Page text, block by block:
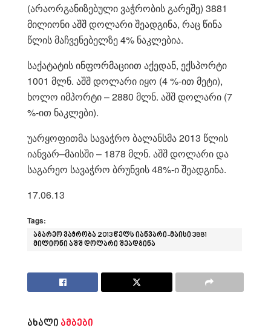
(არაორგანიზებული ვაჭრობის გარეშე) 3881
მილიონი აშშ დოლარი შეადგინა, რაც წინა
წლის მაჩვენებელზე 4% ნაკლებია.
საქატატის ინფორმაციით აქედან, ექსპორტი
1001 მლნ. აშშ დოლარი იყო (4 %-ით მეტი),
ხოლო იმპორტი – 2880 მლნ. აშშ დოლარი (7
%-ით ნაკლები).
უარყოფითმა სავაჭრო ბალანსმა 2013 წლის
იანვარ–მაისში – 1878 მლნ. აშშ დოლარი და
საგარეო სავაჭრო ბრუნვის 48%-ი შეადგინა.
17.06.13
Tags:
აგარეო ვაჭრობა 2013 წელს იანვარი-მაისი 3881
მილიონი აშშ დოლარი შეადგინა
ახალი ამბები